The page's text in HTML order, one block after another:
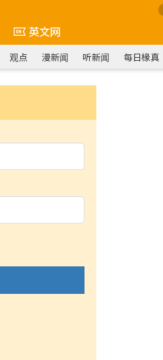
英文网
观点 漫新闻 听新闻 每日椽真